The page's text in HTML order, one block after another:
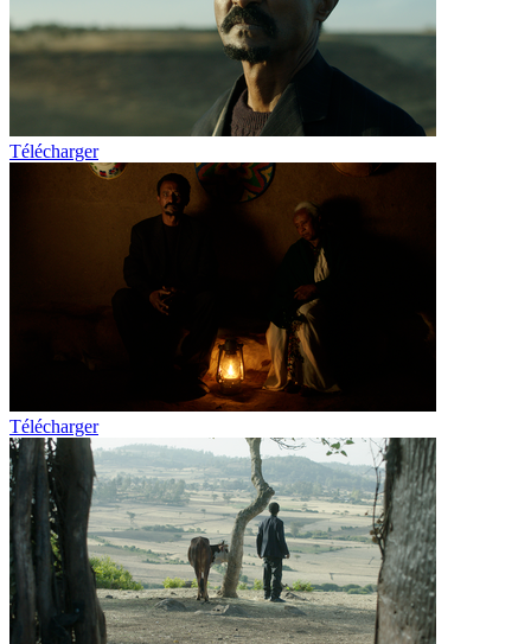
Télécharger
Télécharger